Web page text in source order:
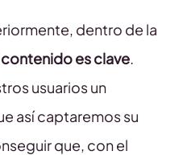
dentro de la
contenido es clave
usuarios un
así captaremos su
que, con el